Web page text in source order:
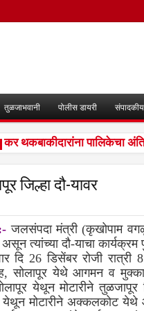
तुळजाभवानी पोलीस डायरी संपादकीय
थकबाकीदारांना पालिकेचा
जिल्हा दौ-यावर
:-जलसंपदा मंत्री (कृखोपाम
त्यांच्या दौ-याचा कार्यक्रम
26 डिसेंबर रोजी रात्री
सोलापूर येथे आगमन व
येथून मोटारीने तुळजापूर
मोटारीने अक्कलकोट येथे